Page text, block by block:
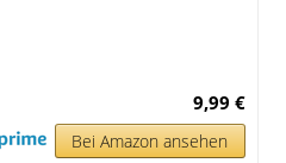
9,99 €
Bei Amazon ansehen